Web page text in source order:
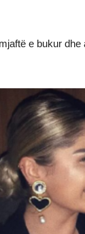
e bukur